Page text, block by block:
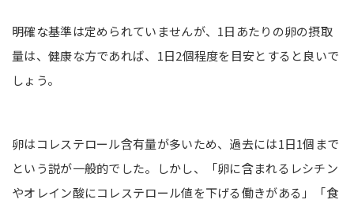
明確な基準は定められていませんが、1日あたりの卵の摂取
量は、健康な方であれば、1日2個程度を目安とすると良いで
しょう。
卵はコレステロール含有量が多いため、過去には1日1個まで
という説が一般的でした。しかし、「卵に含まれるレシチン
やオレイン酸にコレステロール値を下げる働きがある」「食